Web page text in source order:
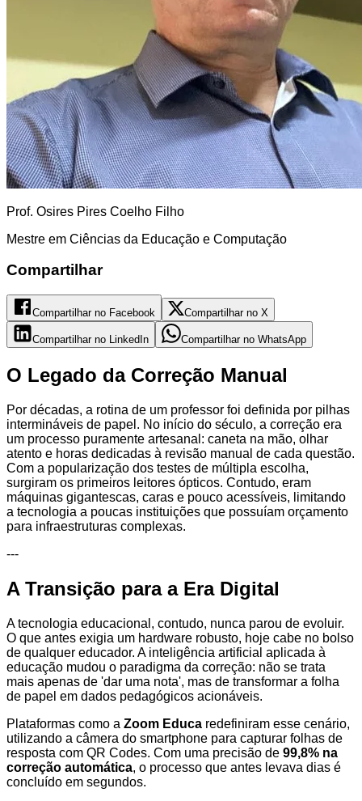
Prof. Osires Pires Coelho Filho
Mestre em Ciências da Educação e Computação
Compartilhar
Compartilhar no Facebook Compartilhar no X
Compartilhar no LinkedIn Compartilhar no WhatsApp
O Legado da Correção Manual
Por décadas, a rotina de um professor foi definida por pilhas
intermináveis de papel. No início do século, a correção era
um processo puramente artesanal: caneta na mão, olhar
atento e horas dedicadas à revisão manual de cada questão.
Com a popularização dos testes de múltipla escolha,
surgiram os primeiros leitores ópticos. Contudo, eram
máquinas gigantescas, caras e pouco acessíveis, limitando
a tecnologia a poucas instituições que possuíam orçamento
para infraestruturas complexas.
---
A Transição para a Era Digital
A tecnologia educacional, contudo, nunca parou de evoluir.
O que antes exigia um hardware robusto, hoje cabe no bolso
de qualquer educador. A inteligência artificial aplicada à
educação mudou o paradigma da correção: não se trata
mais apenas de 'dar uma nota', mas de transformar a folha
de papel em dados pedagógicos acionáveis.
Plataformas como a Zoom Educa redefiniram esse cenário,
utilizando a câmera do smartphone para capturar folhas de
resposta com QR Codes. Com uma precisão de 99,8% na
correção automática, o processo que antes levava dias é
concluído em segundos.